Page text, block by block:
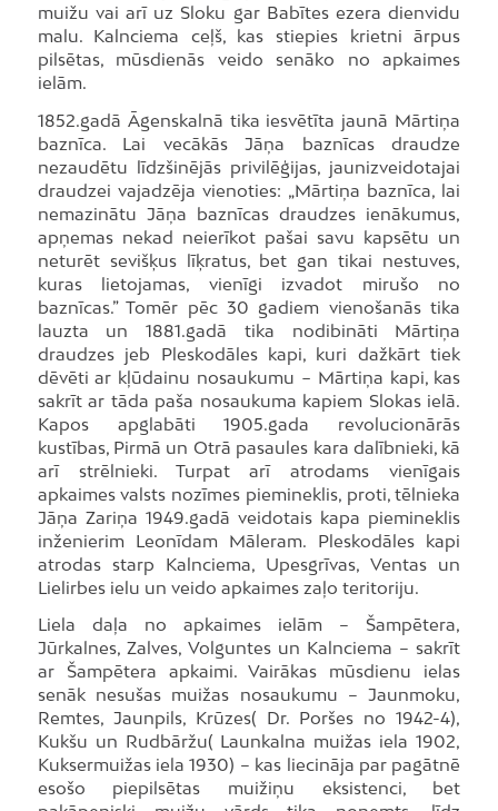
muižu vai arī uz Sloku gar Babītes ezera dienvidu
malu. Kalnciema ceļš, kas stiepies krietni ārpus
pilsētas, mūsdienās veido senāko no apkaimes
ielām.
1852.gadā Āgenskalnā tika iesvētīta jaunā Mārtiņa
baznīca. Lai vecākās Jāņa baznīcas draudze
nezaudētu līdzšinējās privilēģijas, jaunizveidotajai
draudzei vajadzēja vienoties: „Mārtiņa baznīca, lai
nemazinātu Jāņa baznīcas draudzes ienākumus,
apņemas nekad neierīkot pašai savu kapsētu un
neturēt sevišķus līķratus, bet gan tikai nestuves,
kuras lietojamas, vienīgi izvadot mirušo no
baznīcas.” Tomēr pēc 30 gadiem vienošanās tika
lauzta un 1881.gadā tika nodibināti Mārtiņa
draudzes jeb Pleskodāles kapi, kuri dažkārt tiek
dēvēti ar kļūdainu nosaukumu − Mārtiņa kapi, kas
sakrīt ar tāda paša nosaukuma kapiem Slokas ielā.
Kapos apglabāti 1905.gada revolucionārās
kustības, Pirmā un Otrā pasaules kara dalībnieki, kā
arī strēlnieki. Turpat arī atrodams vienīgais
apkaimes valsts nozīmes piemineklis, proti, tēlnieka
Jāņa Zariņa 1949.gadā veidotais kapa piemineklis
inženierim Leonīdam Māleram. Pleskodāles kapi
atrodas starp Kalnciema, Upesgrīvas, Ventas un
Lielirbes ielu un veido apkaimes zaļo teritoriju.
Liela daļa no apkaimes ielām – Šampētera,
Jūrkalnes, Zalves, Volguntes un Kalnciema – sakrīt
ar Šampētera apkaimi. Vairākas mūsdienu ielas
senāk nesušas muižas nosaukumu – Jaunmoku,
Remtes, Jaunpils, Krūzes( Dr. Poršes no 1942-4),
Kukšu un Rudbāržu( Launkalna muižas iela 1902,
Kuksermuižas iela 1930) – kas liecināja par pagātnē
esošo piepilsētas muižiņu eksistenci, bet